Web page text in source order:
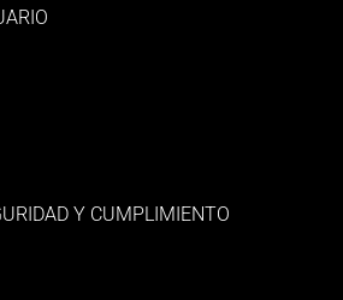
Y CUMPLIMIENTO